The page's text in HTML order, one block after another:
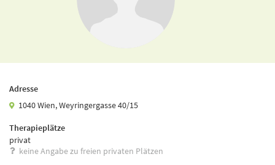
Adresse
1040 Wien, Weyringergasse 40/15
Therapieplätze
privat
keine Angabe zu freien privaten Plätzen